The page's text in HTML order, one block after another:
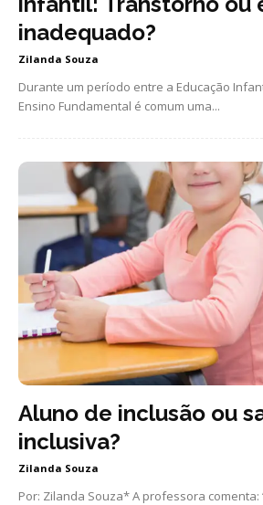
inadequado?
Zilanda Souza
Durante um período entre a Educação
Ensino Fundamental é comum uma...
Aluno de inclusão ou
inclusiva?
Zilanda Souza
Por: Zilanda Souza* A professora comenta: “acabo de receber um